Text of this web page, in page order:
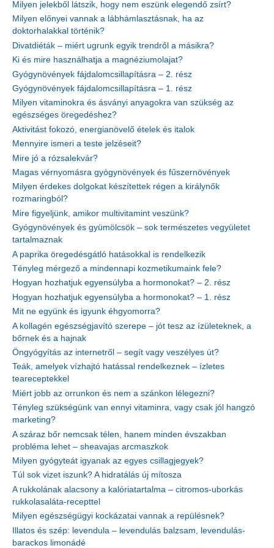
Milyen jelekből látszik, hogy nem eszünk elegendő zsírt?
Milyen előnyei vannak a lábhámlasztásnak, ha az
doktorhalakkal történik?
Divatdiéták – miért ugrunk egyik trendről a másikra?
Ki és mire használhatja a magnéziumolajat?
Gyógynövények fájdalomcsillapításra – 2. rész
Gyógynövények fájdalomcsillapításra – 1. rész
Milyen vitaminokra és ásványi anyagokra van szükség az
egészséges öregedéshez?
Aktivitást fokozó, energianövelő ételek és italok
Mennyire ismeri a teste jelzéseit?
Mire jó a rózsalekvár?
Magas vérnyomásra gyógynövények és fűszernövények
Milyen érdekes dolgokat készítettek régen a királynők
rozmaringból?
Mire figyeljünk, amikor multivitamint veszünk?
Gyógynövények és gyümölcsök – sok természetes vegyületet
tartalmaznak
A paprika öregedésgátló hatásokkal is rendelkezik
Tényleg mérgező a mindennapi kozmetikumaink fele?
Hogyan hozhatjuk egyensúlyba a hormonokat? – 2. rész
Hogyan hozhatjuk egyensúlyba a hormonokat? – 1. rész
Mit ne együnk és igyunk éhgyomorra?
A kollagén egészségjavító szerepe – jót tesz az ízületeknek, a
bőrnek és a hajnak
Öngyógyítás az internetről – segít vagy veszélyes út?
Teák, amelyek vízhajtó hatással rendelkeznek – ízletes
teareceptekkel
Miért jobb az orrunkon és nem a szánkon lélegezni?
Tényleg szükségünk van ennyi vitaminra, vagy csak jól hangzó
marketing?
A száraz bőr nemcsak télen, hanem minden évszakban
probléma lehet – sheavajas arcmaszkok
Milyen gyógyteát igyanak az egyes csillagjegyek?
Túl sok vizet iszunk? A hidratálás új mítosza
A rukkolának alacsony a kalóriatartalma – citromos-uborkás
rukkolasaláta-recepttel
Milyen egészségügyi kockázatai vannak a repülésnek?
Illatos és szép: levendula – levendulás balzsam, levendulás-
barackos limonádé